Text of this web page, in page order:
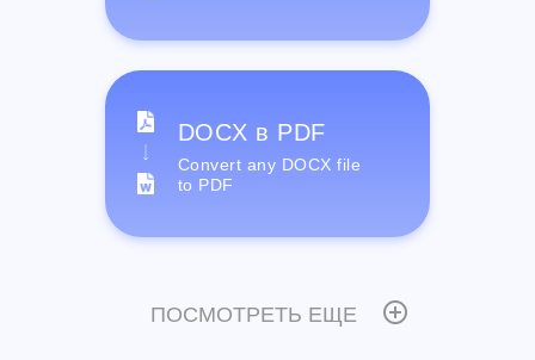
DOCX в PDF
Convert any DOCX file
to PDF
ПОСМОТРЕТЬ ЕЩЕ